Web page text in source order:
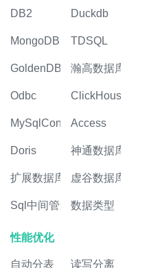
DB2 Duckdb
MongoDB TDSQL
GoldenDB 瀚高数据库
Odbc ClickHouse
MySqlConnector
Access
Doris 神通数据库
扩展数据库 虚谷数据库
Sql中间管道 数据类型
性能优化
自动分表 读写分离